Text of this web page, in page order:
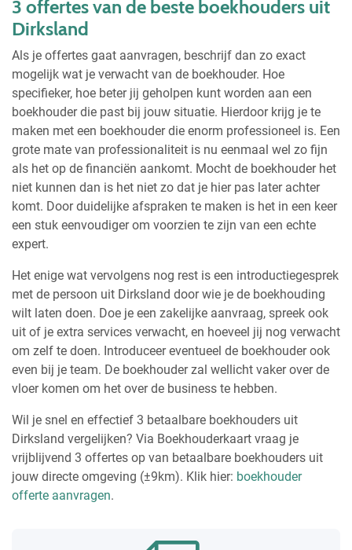
3 offertes van de beste boekhouders uit
Dirksland
Als je offertes gaat aanvragen, beschrijf dan zo exact
mogelijk wat je verwacht van de boekhouder. Hoe
specifieker, hoe beter jij geholpen kunt worden aan een
boekhouder die past bij jouw situatie. Hierdoor krijg je te
maken met een boekhouder die enorm professioneel is. Een
grote mate van professionaliteit is nu eenmaal wel zo fijn
als het op de financiën aankomt. Mocht de boekhouder het
niet kunnen dan is het niet zo dat je hier pas later achter
komt. Door duidelijke afspraken te maken is het in een keer
een stuk eenvoudiger om voorzien te zijn van een echte
expert.
Het enige wat vervolgens nog rest is een introductiegesprek
met de persoon uit Dirksland door wie je de boekhouding
wilt laten doen. Doe je een zakelijke aanvraag, spreek ook
uit of je extra services verwacht, en hoeveel jij nog verwacht
om zelf te doen. Introduceer eventueel de boekhouder ook
even bij je team. De boekhouder zal wellicht vaker over de
vloer komen om het over de business te hebben.
Wil je snel en effectief 3 betaalbare boekhouders uit
Dirksland vergelijken? Via Boekhouderkaart vraag je
vrijblijvend 3 offertes op van betaalbare boekhouders uit
jouw directe omgeving (±9km). Klik hier: boekhouder
offerte aanvragen.